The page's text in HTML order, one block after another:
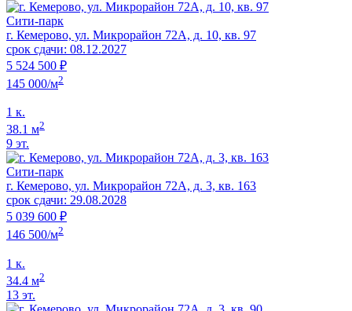
Сити-парк
г. Кемерово, ул. Микрорайон 72А, д. 10, кв. 97
срок сдачи: 08.12.2027
5 524 500 ₽
145 000/м2
1 к.
38.1 м2
9 эт.
Сити-парк
г. Кемерово, ул. Микрорайон 72А, д. 3, кв. 163
срок сдачи: 29.08.2028
5 039 600 ₽
146 500/м2
1 к.
34.4 м2
13 эт.